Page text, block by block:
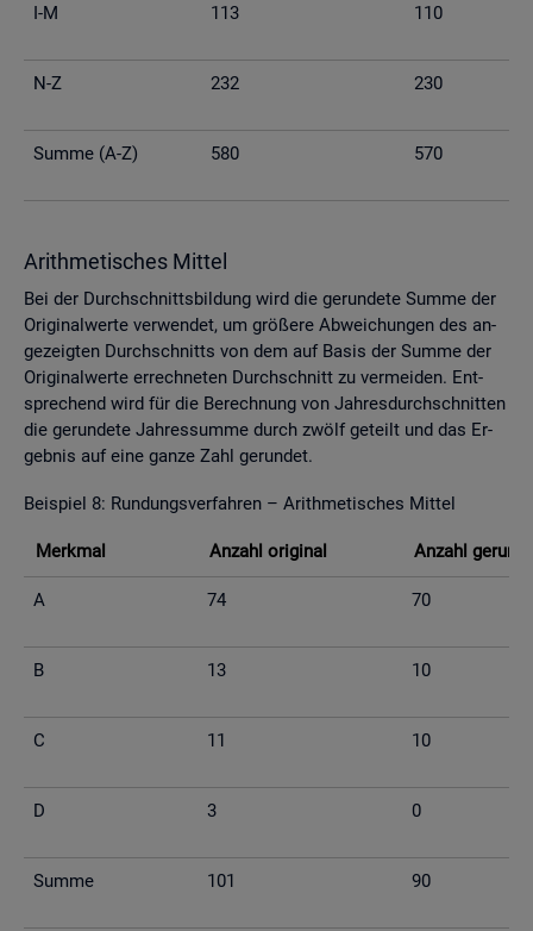
I-M 113 110
N-Z 232 230
Summe (A-Z) 580 570
Arith­me­ti­sches Mit­tel
Bei der Durch­schnitts­bil­dung wird die ge­run­de­te Summe der
Ori­gi­nal­wer­te ver­wen­det, um grö­ße­re Ab­wei­chun­gen des an­
ge­zeig­ten Durch­schnitts von dem auf Basis der Summe der
Ori­gi­nal­wer­te er­rech­ne­ten Durch­schnitt zu ver­mei­den. Ent­
spre­chend wird für die Be­rech­nung von Jah­res­durch­schnit­ten
die ge­run­de­te Jah­res­sum­me durch zwölf ge­teilt und das Er­
geb­nis auf eine ganze Zahl ge­run­det.
Bei­spiel 8: Run­dungs­ver­fah­ren – Arith­me­ti­sches Mit­tel
Merk­mal An­zahl ori­gi­nal An­zahl
A 74 70
B 13 10
C 11 10
D 3 0
Summe 101 90